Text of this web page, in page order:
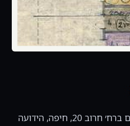
הח״מ, בתפקידם כמנהלי עיזבון, מזמינים בזה להציע הצעות לרכישת זכויות בדירת מגורים ברח׳ חרוב 20, חיפה, הידועה